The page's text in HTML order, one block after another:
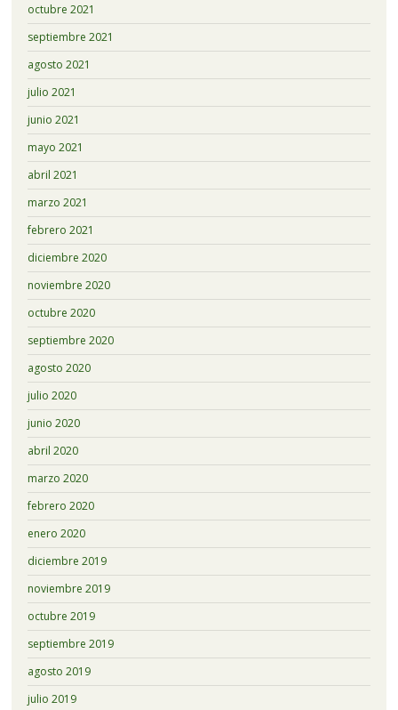
octubre 2021
septiembre 2021
agosto 2021
julio 2021
junio 2021
mayo 2021
abril 2021
marzo 2021
febrero 2021
diciembre 2020
noviembre 2020
octubre 2020
septiembre 2020
agosto 2020
julio 2020
junio 2020
abril 2020
marzo 2020
febrero 2020
enero 2020
diciembre 2019
noviembre 2019
octubre 2019
septiembre 2019
agosto 2019
julio 2019